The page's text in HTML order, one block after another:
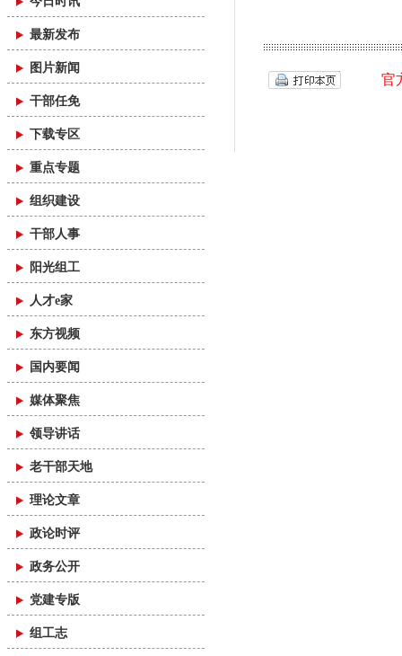
最新发布
图片新闻
干部任免
下载专区
重点专题
组织建设
干部人事
阳光组工
人才e家
东方视频
国内要闻
媒体聚焦
领导讲话
老干部天地
理论文章
政论时评
政务公开
党建专版
组工志
官